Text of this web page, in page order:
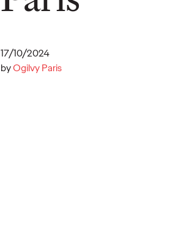
17/10/2024
byOgilvy Paris
Ogilvy Paris en tant
Performance
Officer